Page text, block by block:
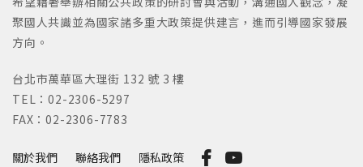
關於我們 聯絡我們 隱私政策
聚國人共識並為國家諸多重大政策提供建言，進而引導國家發展
方向。
台北市萬華區大理街 132 號 3 樓
TEL：02-2306-5297
FAX：02-2306-7783